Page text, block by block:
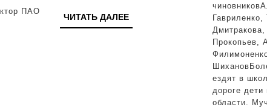
ПАО
ЧИТАТЬ ДАЛЕЕЧИТАТЬ
ДАЛЕЕ
Гавриленко,
Прокопьев,
ездят в
дороге дети
области.